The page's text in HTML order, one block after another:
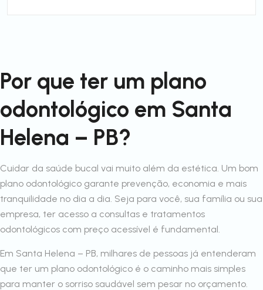
Por que ter um plano
odontológico em Santa
Helena – PB?
Cuidar da saúde bucal vai muito além da estética. Um bom
plano odontológico garante prevenção, economia e mais
tranquilidade no dia a dia. Seja para você, sua família ou sua
empresa, ter acesso a consultas e tratamentos
odontológicos com preço acessível é fundamental.
Em Santa Helena – PB, milhares de pessoas já entenderam
que ter um plano odontológico é o caminho mais simples
para manter o sorriso saudável sem pesar no orçamento.